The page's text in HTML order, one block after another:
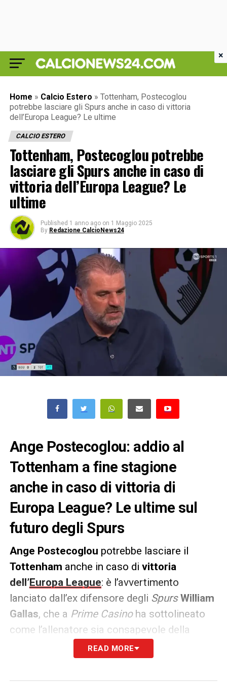
Home » Calcio Estero » Tottenham, Postecoglou
potrebbe lasciare gli Spurs anche in caso di vittoria
dell’Europa League? Le ultime
CALCIO ESTERO
Tottenham, Postecoglou potrebbe
lasciare gli Spurs anche in caso di
vittoria dell’Europa League? Le
ultime
Published 1 anno ago on 1 Maggio 2025
By Redazione CalcioNews24
Ange Postecoglou: addio al
Tottenham a fine stagione
anche in caso di vittoria di
Europa League? Le ultime sul
futuro degli Spurs
Ange Postecoglou potrebbe lasciare il
Tottenham anche in caso di vittoria
dell’Europa League: è l’avvertimento
lanciato dall’ex difensore degli Spurs William
Gallas, che a Prime Casinoha sottolineato
come l’allenatore sia consapevole della
pressione derivante da una stagione
Premier League. Secondo
READ MORE
×